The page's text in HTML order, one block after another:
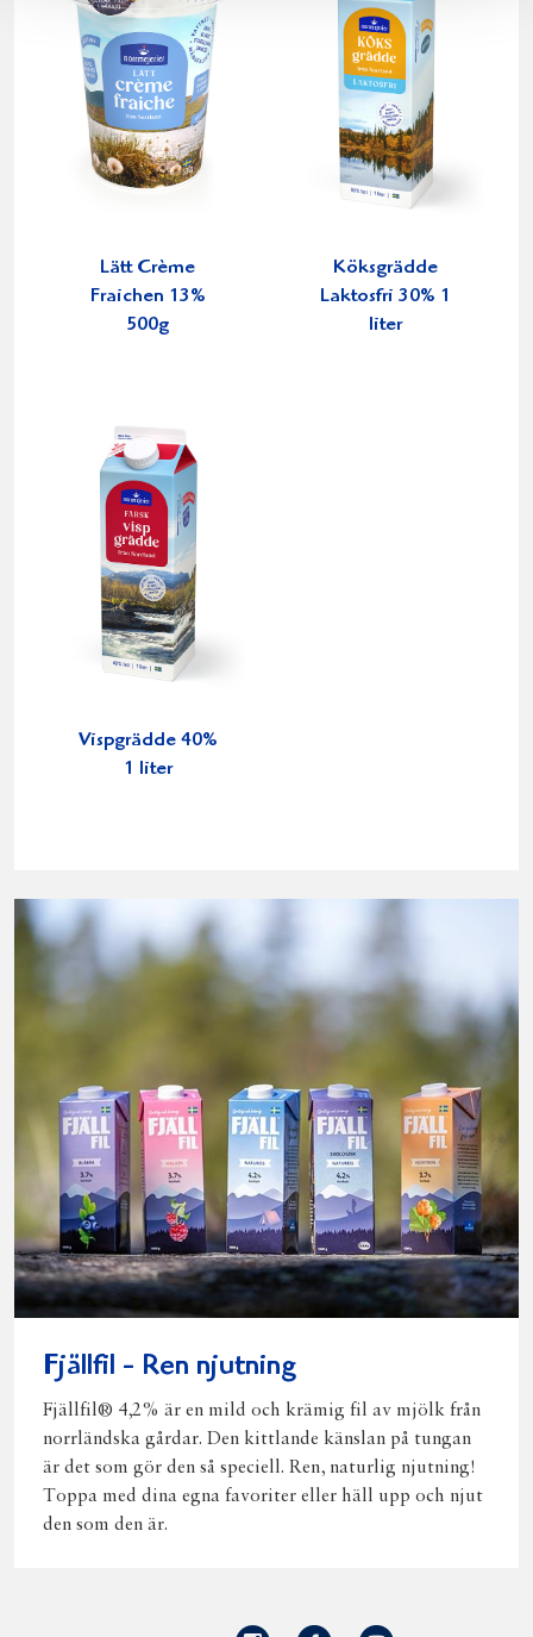
Lätt Crème
Fraichen 13%
500g
Köksgrädde
Laktosfri 30% 1
liter
Vispgrädde 40%
1 liter
Fjällfil - Ren njutning
Fjällfil® 4,2% är en mild och krämig fil av mjölk från
norrländska gårdar. Den kittlande känslan på tungan
är det som gör den så speciell. Ren, naturlig njutning!
Toppa med dina egna favoriter eller häll upp och njut
den som den är.